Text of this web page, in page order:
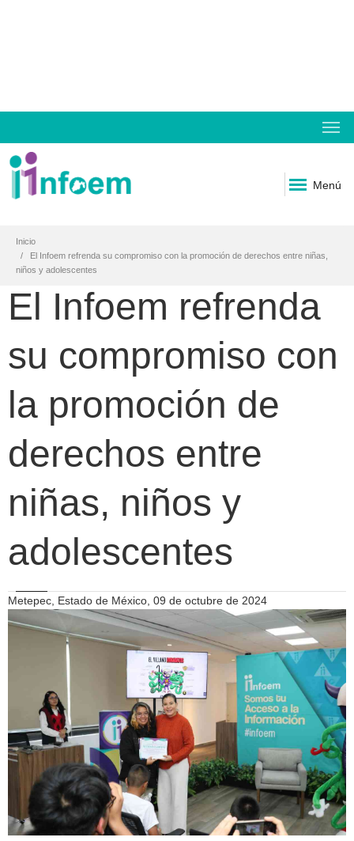
Menú
Inicio
El Infoem refrenda su compromiso con la promoción de derechos entre niñas,
niños y adolescentes
El Infoem refrenda
su compromiso con
la promoción de
derechos entre
niñas, niños y
adolescentes
Metepec, Estado de México, 09 de octubre de 2024